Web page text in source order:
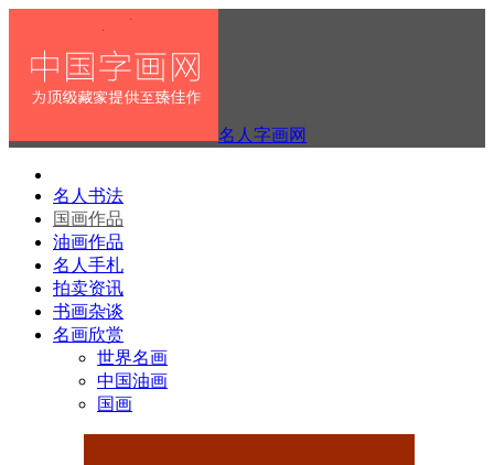
名人字画网
名人书法
国画作品
油画作品
名人手札
拍卖资讯
书画杂谈
名画欣赏
世界名画
中国油画
国画